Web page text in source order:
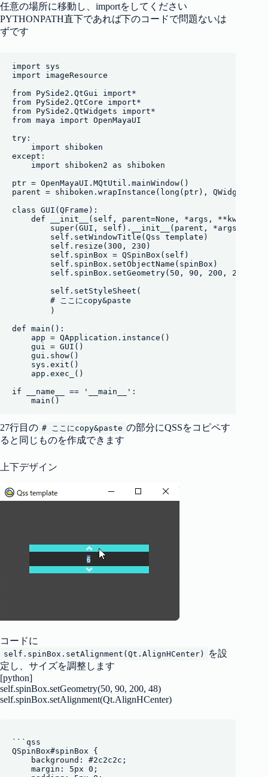
任意の場所に移動し、importをしてください
PYTHONPATH直下であれば下のコードで問題ないは
ずです
import sys
import imageResource
from PySide2.QtGui import*
from PySide2.QtCore import*
from PySide2.QtWidgets import*
from maya import OpenMayaUI
try:
    import shiboken
except:
    import shiboken2 as shiboken
ptr = OpenMayaUI.MQtUtil.mainWindow()
parent = shiboken.wrapInstance(long(ptr), QWidget)
class GUI(QFrame):
    def __init__(self, parent=None, *args, **kwargs):
super(GUI, self).__init__(parent, *args,
        self.setWindowTitle(Qss template)
        self.resize(300, 230)
        self.spinBox = QSpinBox(self)
        self.spinBox.setObjectName(spinBox)
        self.spinBox.setGeometry(50, 90, 200, 24)
        self.setStyleSheet(
        # ここにcopy&paste
        )
def main():
    app = QApplication.instance()
    gui = GUI()
    gui.show()
    sys.exit()
    app.exec_()
if __name__ == '__main__':
    main()
27行目の # ここにcopy&paste の部分にQSSをコピペす
ると同じものを作成できます
上下デザイン
コードに
self.spinBox.setAlignment(Qt.AlignHCenter)
を設
定し、サイズを調整します
[python]
self.spinBox.setGeometry(50, 90, 200, 48)
self.spinBox.setAlignment(Qt.AlignHCenter)
```qss
QSpinBox#spinBox {
    background: #2c2c2c;
    margin: 5px 0;